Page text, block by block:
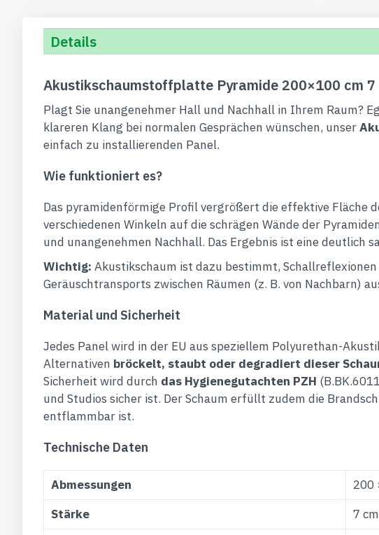
Details
Akustikschaumstoffplatte Pyramide 200×100 cm
Plagt Sie unangenehmer Hall und Nachhall in Ihrem Raum?
klareren Klang bei normalen Gesprächen wünschen, unser
einfach zu installierenden Panel.
Wie funktioniert es?
Das pyramidenförmige Profil vergrößert die effektive Fläche
verschiedenen Winkeln auf die schrägen Wände der
und unangenehmen Nachhall. Das Ergebnis ist eine deutlich
Wichtig: Akustikschaum ist dazu bestimmt, Schallreflexionen
Geräuschtransports zwischen Räumen (z. B. von Nachbarn)
Material und Sicherheit
Jedes Panel wird in der EU aus speziellem Polyurethan-
Alternativen bröckelt, staubt oder degradiert dieser
Sicherheit wird durch das Hygienegutachten PZH
und Studios sicher ist. Der Schaum erfüllt zudem die
entflammbar ist.
Technische Daten
Abmessungen
200
Stärke
7 cm